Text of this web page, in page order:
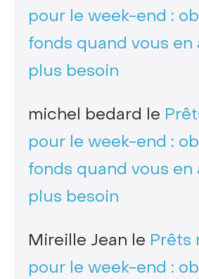
pour le week-end :
fonds quand vous en
plus besoin
michel bedard le
pour le week-end :
fonds quand vous en
plus besoin
Mireille Jean le Prêts
pour le week-end :